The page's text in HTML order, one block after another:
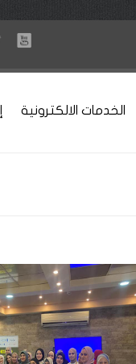
الخدمات الالكترونية